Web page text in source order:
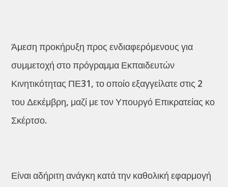
Άμεση προκήρυξη προς ενδιαφερόμενους για
συμμετοχή στο πρόγραμμα Εκπαιδευτών
Κινητικότητας ΠΕ31, το οποίο εξαγγείλατε στις 2
του Δεκέμβρη, μαζί με τον Υπουργό Επικρατείας κο
Σκέρτσο.
Είναι αδήριτη ανάγκη κατά την καθολική εφαρμογή